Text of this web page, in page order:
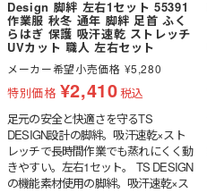
Design 脚絆 左右1セット 55391
作業服 秋冬 通年 脚絆 足首 ふく
らはぎ 保護 吸汗速乾 ストレッチ
UVカット 職人 左右セット
メーカー希望小売価格 ¥5,280
特別価格 ¥2,410税込
足元の安全と快適さを守るTS
DESIGN設計の脚絆。吸汗速乾×スト
レッチで長時間作業でも蒸れにくく動
きやすい。左右1セット。 TS DESIGN
の機能素材使用の脚絆。吸汗速乾×ス